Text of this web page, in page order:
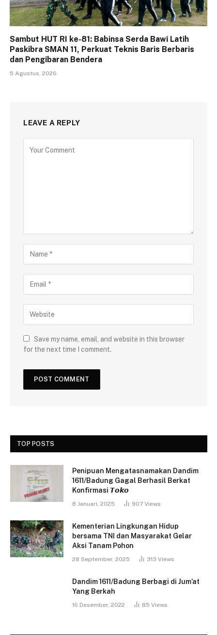
Sambut HUT RI ke-81: Babinsa Serda Bawi Latih
Paskibra SMAN 11, Perkuat Teknis Baris Berbaris
dan Pengibaran Bendera
5 Agustus, 2026
LEAVE A REPLY
Save my name, email, and website in this browser
for the next time I comment.
TOP POSTS
Penipuan Mengatasnamakan Dandim
1611/Badung Gagal Berhasil Berkat
Konfirmasi 𝙏𝙤𝙠𝙤
8 Januari, 2025 907 Views
Kementerian Lingkungan Hidup
bersama TNI dan Masyarakat Gelar
Aksi Tanam Pohon
28 September, 2025 313 Views
Dandim 1611/Badung Berbagi di Jum’at
Yang Berkah
16 Desember, 2022 85 Views